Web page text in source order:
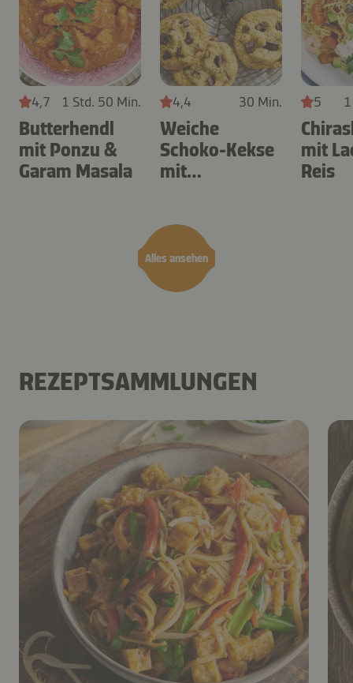
Alles ansehen
4,7 1 Std. 50 Min.
Butterhendl
mit Ponzu &
Garam Masala
4,4 30 Min.
Weiche
Schoko-Kekse
mit
5
mit
Reis
REZEPTSAMMLUNGEN